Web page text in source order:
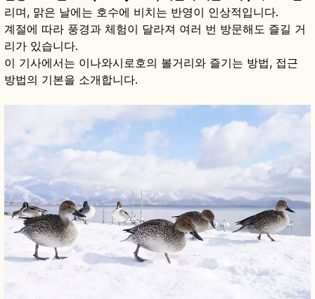
리며, 맑은 날에는 호수에 비치는 반영이 인상적입니다.
계절에 따라 풍경과 체험이 달라져 여러 번 방문해도 즐길 거
리가 있습니다.
이 기사에서는 이나와시로호의 볼거리와 즐기는 방법, 접근
방법의 기본을 소개합니다.